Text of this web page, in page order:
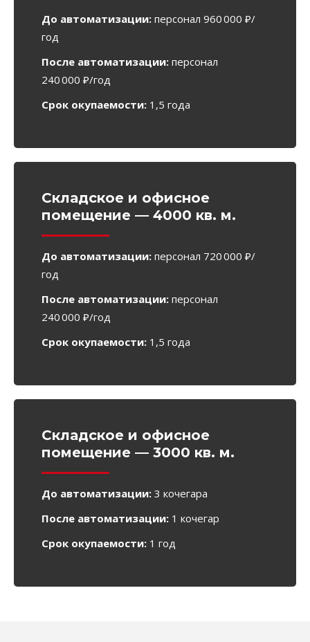
До автоматизации: персонал 960 000 ₽/
год
После автоматизации: персонал
240 000 ₽/год
Срок окупаемости: 1,5 года
Складское и офисное
помещение — 4000 кв. м.
До автоматизации: персонал 720 000 ₽/
год
После автоматизации: персонал
240 000 ₽/год
Срок окупаемости: 1,5 года
Складское и офисное
помещение — 3000 кв. м.
До автоматизации: 3 кочегара
После автоматизации: 1 кочегар
Срок окупаемости: 1 год